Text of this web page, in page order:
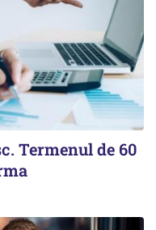
Termenul de 60